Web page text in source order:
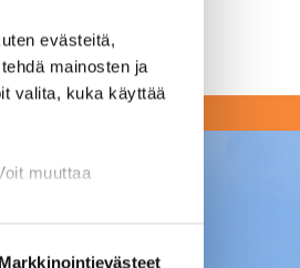
evästeitä,
mainosten ja
valita, kuka käyttää
muuttaa
Markkinointievästeet